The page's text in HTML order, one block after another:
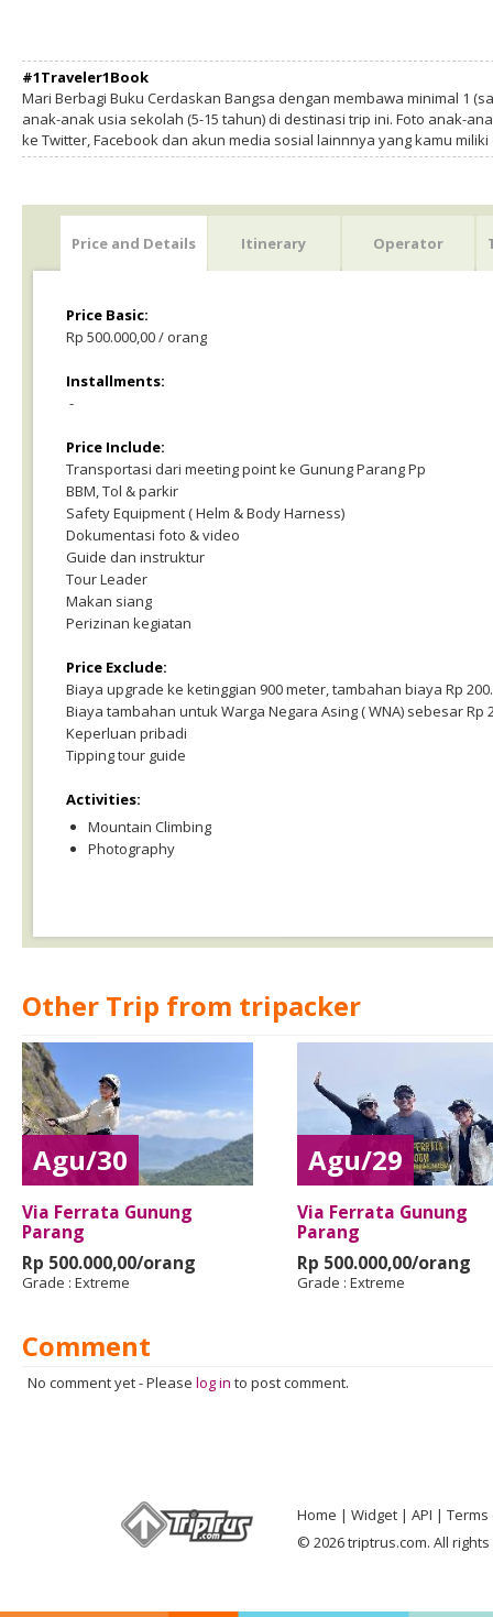
#1Traveler1Book
Mari Berbagi Buku Cerdaskan Bangsa dengan membawa minimal 1
anak-anak usia sekolah (5-15 tahun) di destinasi trip ini. Foto anak-
ke Twitter, Facebook dan akun media sosial lainnnya yang kamu
Price and Details Itinerary Operator
Price Basic:
Rp 500.000,00 / orang
Installments:
-
Price Include:
Transportasi dari meeting point ke Gunung Parang Pp
BBM, Tol & parkir
Safety Equipment ( Helm & Body Harness)
Dokumentasi foto & video
Guide dan instruktur
Tour Leader
Makan siang
Perizinan kegiatan
Price Exclude:
Biaya upgrade ke ketinggian 900 meter, tambahan biaya Rp
Biaya tambahan untuk Warga Negara Asing ( WNA) sebesar Rp
Keperluan pribadi
Tipping tour guide
Activities:
Mountain Climbing
Photography
Other Trip from tripacker
Agu/30
Via Ferrata Gunung
Parang
Rp 500.000,00/orang
Grade : Extreme
Agu/29
Via Ferrata Gunung
Parang
Rp 500.000,00/orang
Grade : Extreme
Comment
No comment yet-Please log in to post comment.
Home Widget API
Terms
© 2026 triptrus.com. All